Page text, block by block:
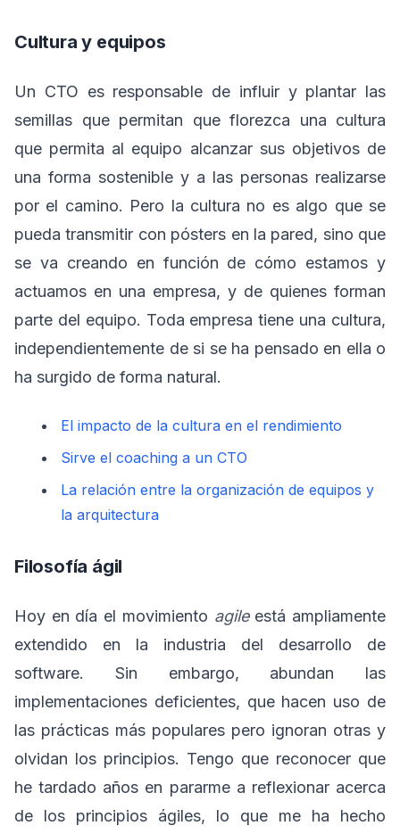
Cultura y equipos
Un CTO es responsable de influir y plantar las
semillas que permitan que florezca una cultura
que permita al equipo alcanzar sus objetivos de
una forma sostenible y a las personas realizarse
por el camino. Pero la cultura no es algo que se
pueda transmitir con pósters en la pared, sino que
se va creando en función de cómo estamos y
actuamos en una empresa, y de quienes forman
parte del equipo. Toda empresa tiene una cultura,
independientemente de si se ha pensado en ella o
ha surgido de forma natural.
El impacto de la cultura en el rendimiento
Sirve el coaching a un CTO
La relación entre la organización de equipos y
la arquitectura
Filosofía ágil
Hoy en día el movimiento agileestá ampliamente
extendido en la industria del desarrollo de
software. Sin embargo, abundan las
implementaciones deficientes, que hacen uso de
las prácticas más populares pero ignoran otras y
olvidan los principios. Tengo que reconocer que
he tardado años en pararme a reflexionar acerca
de los principios ágiles, lo que me ha hecho